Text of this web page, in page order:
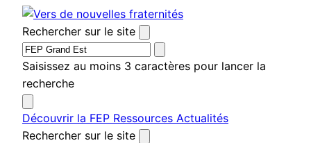
Aller
au
contenu
Rechercher sur le site
Saisissez au moins 3 caractères pour lancer la
recherche
Découvrir la FEP Ressources Actualités
Rechercher sur le site